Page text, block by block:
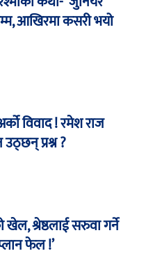
आखिरमा कसरी भयो
विवाद ! रमेश राज
प्रश्न ?
श्रेष्ठलाई सरुवा गर्ने
फेल !’